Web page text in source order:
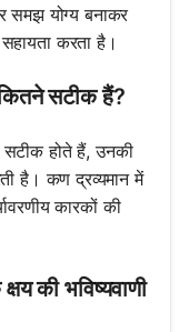
समझ योग्य बनाकर
करता है।
सटीक हैं?
होते हैं, उनकी
है। कण द्रव्यमान में
कारकों की
की भविष्यवाणी